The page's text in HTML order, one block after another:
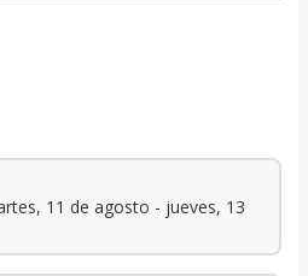
11 de agosto - jueves, 13